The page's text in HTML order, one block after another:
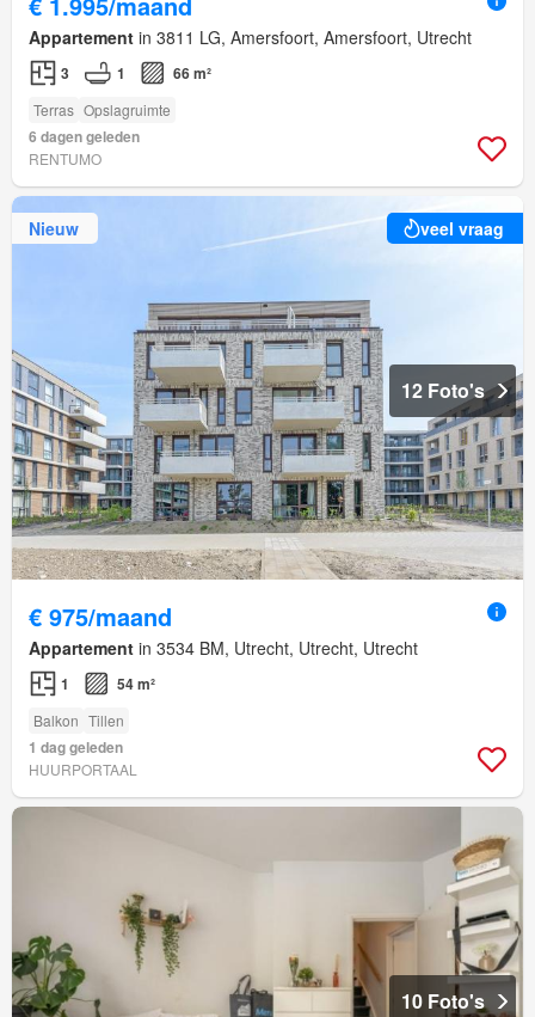
Appartement in 3811 LG, Amersfoort, Amersfoort, Utrecht
3 1 66 m²
Terras Opslagruimte
6 dagen geleden
RENTUMO
Nieuw veel vraag
12 Foto's
€ 975/maand
Appartement in 3534 BM, Utrecht, Utrecht, Utrecht
1 54 m²
Balkon Tillen
1 dag geleden
HUURPORTAAL
10 Foto's